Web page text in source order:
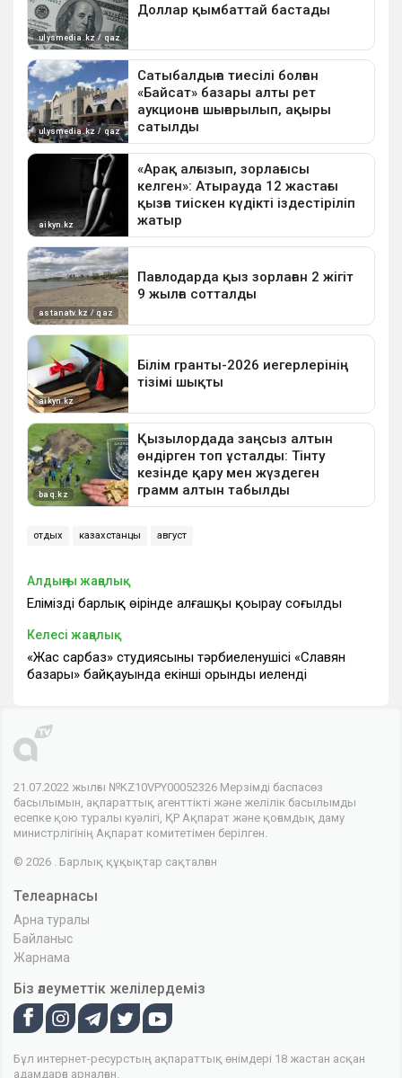
отдых казахстанцы август
Алдыңғы жаңалық
Еліміздің барлық өңірінде алғашқы қоңырау соғылды
Келесі жаңалық
«Жас сарбаз» студиясының тәрбиеленушісі «Славян
базары» байқауында екінші орынды иеленді
21.07.2022 жылғы №KZ10VPY00052326 Мерзімді баспасөз
басылымын, ақпараттық агенттікті және желілік басылымды
есепке қою туралы куәлігі, ҚР Ақпарат және қоғамдық даму
министрлігінің Ақпарат комитетімен берілген.
© 2026 . Барлық құқықтар сақталған
Телеарнасы
Арна туралы
Байланыс
Жарнама
Біз әлеуметтік желілердеміз
Бұл интернет-ресурстың ақпараттық өнімдері 18 жастан асқан
адамдарға арналған.